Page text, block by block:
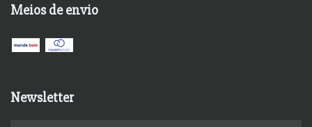
Meios de envio
Newsletter